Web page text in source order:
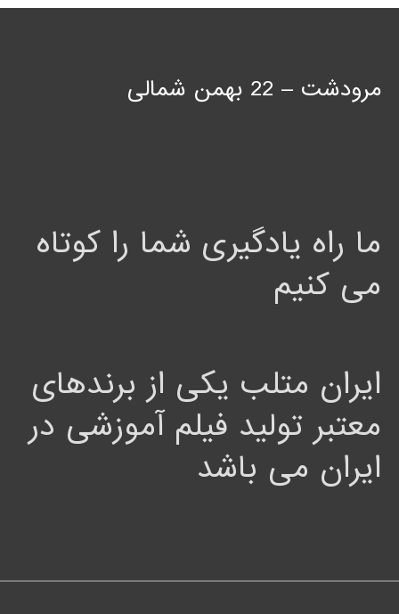
مرودشت – 22 بهمن شمالی
ما راه یادگیری شما را کوتاه
می کنیم
ایران متلب یکی از برندهای
معتبر تولید فیلم آموزشی در
ایران می باشد